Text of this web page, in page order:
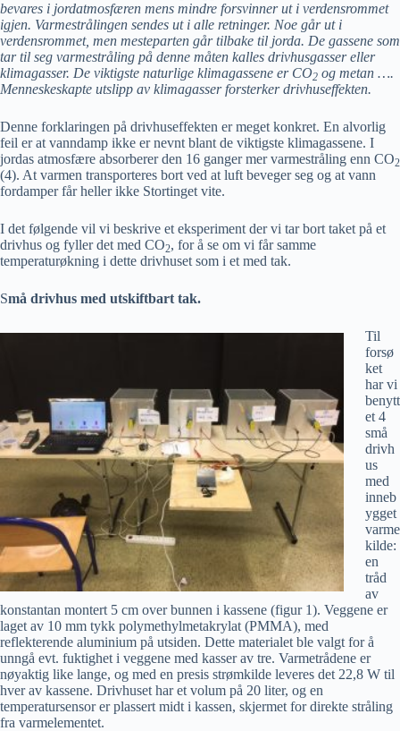
bevares i jordatmosfæren mens mindre forsvinner ut i verdensrommet
igjen. Varmestrålingen sendes ut i alle retninger. Noe går ut i
verdensrommet, men mesteparten går tilbake til jorda. De gassene som
tar til seg varmestråling på denne måten kalles drivhusgasser eller
klimagasser. De viktigste naturlige klimagassene er CO2 og metan ….
Menneskeskapte utslipp av klimagasser forsterker drivhuseffekten.
Denne forklaringen på drivhuseffekten er meget konkret. En alvorlig
feil er at vanndamp ikke er nevnt blant de viktigste klimagassene. I
jordas atmosfære absorberer den 16 ganger mer varmestråling enn CO2
(4). At varmen transporteres bort ved at luft beveger seg og at vann
fordamper får heller ikke Stortinget vite.
I det følgende vil vi beskrive et eksperiment der vi tar bort taket på et
drivhus og fyller det med CO2, for å se om vi får samme
temperaturøkning i dette drivhuset som i et med tak.
Små drivhus med utskiftbart tak.
Til
forsø
ket
har vi
benytt
et 4
små
drivh
us
med
inneb
ygget
varme
kilde:
en
tråd
av
konstantan montert 5 cm over bunnen i kassene (figur 1). Veggene er
laget av 10 mm tykk polymethylmetakrylat (PMMA), med
reflekterende aluminium på utsiden. Dette materialet ble valgt for å
unngå evt. fuktighet i veggene med kasser av tre. Varmetrådene er
nøyaktig like lange, og med en presis strømkilde leveres det 22,8 W til
hver av kassene. Drivhuset har et volum på 20 liter, og en
temperatursensor er plassert midt i kassen, skjermet for direkte stråling
fra varmelementet.